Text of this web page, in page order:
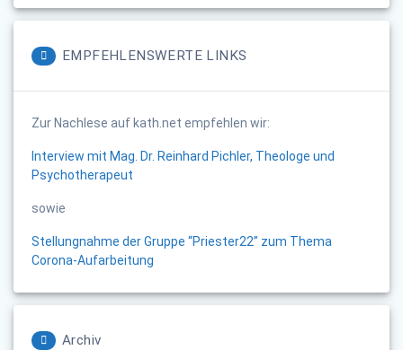
EMPFEHLENSWERTE LINKS
Zur Nachlese auf kath.net empfehlen wir:
Interview mit Mag. Dr. Reinhard Pichler, Theologe und
Psychotherapeut
sowie
Stellungnahme der Gruppe “Priester22” zum Thema
Corona-Aufarbeitung
Archiv